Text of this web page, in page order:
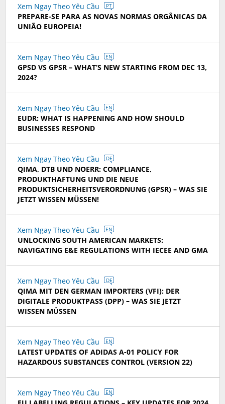
Xem Ngay Theo Yêu Cầu PT
PREPARE-SE PARA AS NOVAS NORMAS ORGÂNICAS DA
UNIÃO EUROPEIA!
Xem Ngay Theo Yêu Cầu EN
GPSD VS GPSR – WHAT’S NEW STARTING FROM DEC 13,
2024?
Xem Ngay Theo Yêu Cầu EN
EUDR: WHAT IS HAPPENING AND HOW SHOULD
BUSINESSES RESPOND
Xem Ngay Theo Yêu Cầu DE
QIMA, DTB UND NOERR: COMPLIANCE,
PRODUKTHAFTUNG UND DIE NEUE
PRODUKTSICHERHEITSVERORDNUNG (GPSR) – WAS SIE
JETZT WISSEN MÜSSEN!
Xem Ngay Theo Yêu Cầu EN
UNLOCKING SOUTH AMERICAN MARKETS:
NAVIGATING E&E REGULATIONS WITH IECEE AND GMA
Xem Ngay Theo Yêu Cầu DE
QIMA MIT DEN GERMAN IMPORTERS (VFI): DER
DIGITALE PRODUKTPASS (DPP) – WAS SIE JETZT
WISSEN MÜSSEN
Xem Ngay Theo Yêu Cầu EN
LATEST UPDATES OF ADIDAS A-01 POLICY FOR
HAZARDOUS SUBSTANCES CONTROL (VERSION 22)
Xem Ngay Theo Yêu Cầu EN